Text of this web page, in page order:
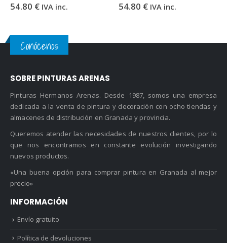
54.80 € IVA inc. 54.80 € IVA inc.
Conócenos
SOBRE PINTURAS ARENAS
Pinturas Hermanos Arenas. Desde 1987, somos una empresa
dedicada a la venta de pintura y decoración con ocho tiendas y
almacenes de distribución en Granada y provincia.
Queremos atender las necesidades de nuestros clientes, por lo
que nos encontramos en constante evolución investigando
nuevos productos.
«Una buena opción para comprar pintura en Granada al mejor
precio»
INFORMACIÓN
Envío gratuito
Política de devoluciones